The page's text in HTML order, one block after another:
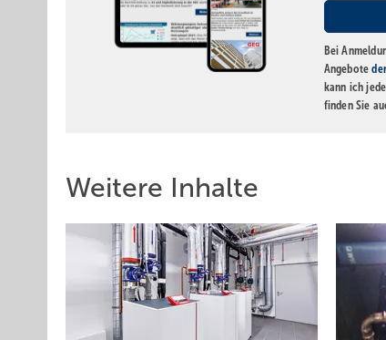
Bei
Angebote
kann ich
finden Sie
Weitere Inhalte